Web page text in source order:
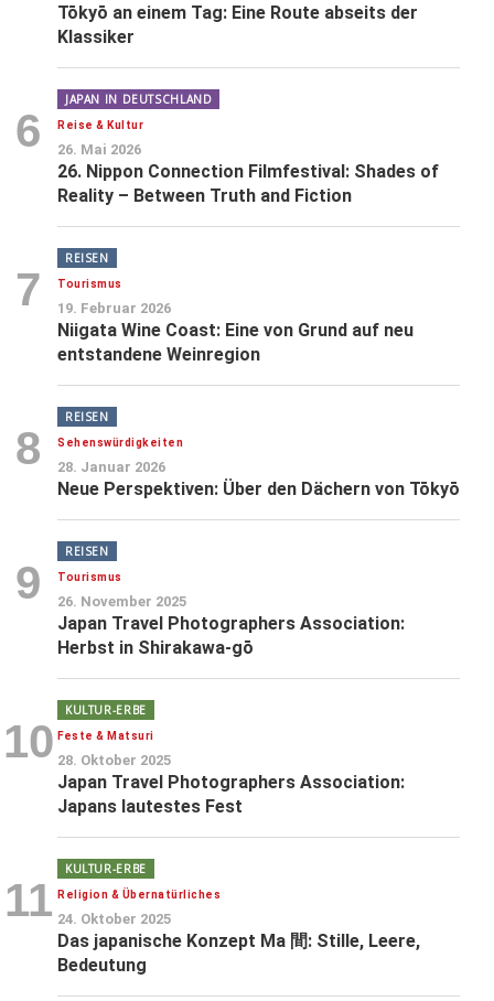
Tōkyō an einem Tag: Eine Route abseits der
Klassiker
6
JAPAN IN DEUTSCHLAND
Reise & Kultur
26. Mai 2026
26. Nippon Connection Filmfestival: Shades of
Reality – Between Truth and Fiction
7
REISEN
Tourismus
19. Februar 2026
Niigata Wine Coast: Eine von Grund auf neu
entstandene Weinregion
8
REISEN
Sehenswürdigkeiten
28. Januar 2026
Neue Perspektiven: Über den Dächern von Tōkyō
9
REISEN
Tourismus
26. November 2025
Japan Travel Photographers Association:
Herbst in Shirakawa-gō
10
KULTUR-ERBE
Feste & Matsuri
28. Oktober 2025
Japan Travel Photographers Association:
Japans lautestes Fest
11
KULTUR-ERBE
Religion & Übernatürliches
24. Oktober 2025
Das japanische Konzept Ma 間: Stille, Leere,
Bedeutung